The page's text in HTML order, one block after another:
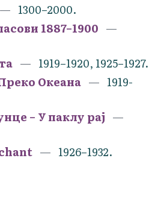
1300–2000.
1887–1900
1919–1920, 1925–1927.
Океана
1919-
– У паклу рај
1926–1932.